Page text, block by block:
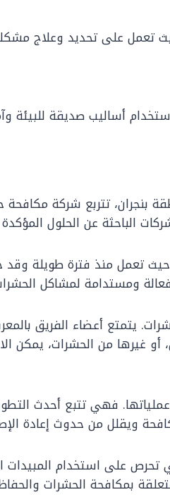
تعمل على تحديد وعلاج
أساليب صديقة للبيئة
بنجران، تتربع شركة
الباحثة عن الحلول
تعمل منذ فترة طويلة
ومستدامة لمشاكل
يتمتع أعضاء الفريق
أو غيرها من الحشرات،
فهي تتبع أحدث
ويقلل من حدوث إعادة
على استخدام المبيدات
بمكافحة الحشرات